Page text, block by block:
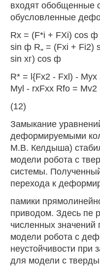
входят обобщенные
обусловленные
Rx = (F*i + FXi) cos ф
sin ф R„ = (Fxi + Fi2)
sin хг) cos ф
R* = l{Fx2 - Fxl) - Мух
Myl - rxFxx Rfo = Mv2
(12)
Замыкание
деформируемыми
М.В. Келдыша)
модели робота с
системы.
перехода к
памики
приводом. Здесь пе
численных
модели робота с
неустойчивости
для модели с